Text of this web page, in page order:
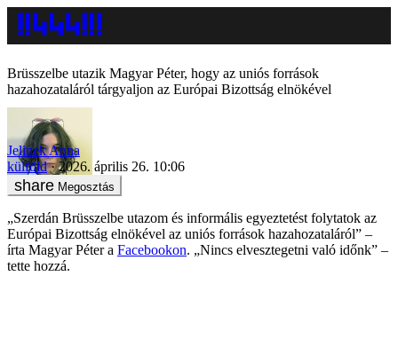
Brüsszelbe utazik Magyar Péter, hogy az uniós források
hazahozataláról tárgyaljon az Európai Bizottság elnökével
Jelinek Anna
külföld
2026. április 26. 10:06
Megosztás
„Szerdán Brüsszelbe utazom és informális egyeztetést folytatok az
Európai Bizottság elnökével az uniós források hazahozataláról” –
írta Magyar Péter a Facebookon. „Nincs elvesztegetni való időnk” –
tette hozzá.